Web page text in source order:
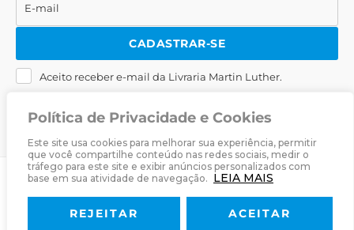
Política de Privacidade e Cookies
Este site usa cookies para melhorar sua experiência, permitir
que você compartilhe conteúdo nas redes sociais, medir o
tráfego para este site e exibir anúncios personalizados com
base em sua atividade de navegação. LEIA MAIS
REJEITAR ACEITAR
E-
mail
E-mail
CADASTRAR-SE
Aceito receber e-mail da Livraria Martin Luther.
Livraria Martin Luther· Desenvolvido porZwei Arts
Livraria Política de Privacidade Termos & Condições